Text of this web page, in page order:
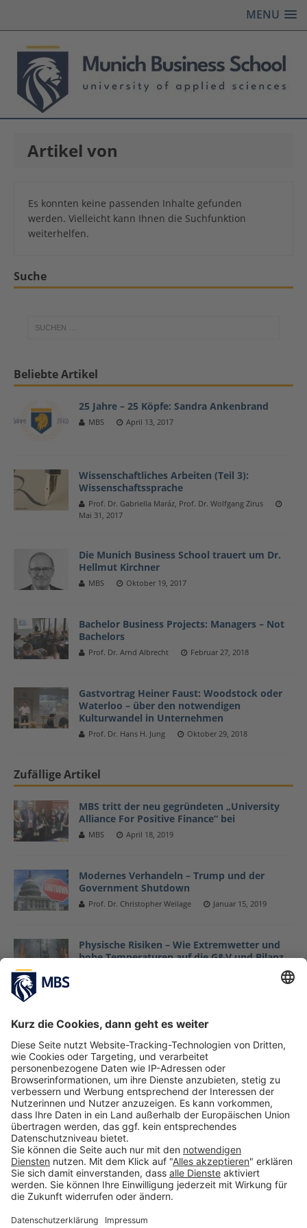
MENU
Artikel von
Es konnten keine passenden Inhalte gefunden
werden. Vielleicht kann Ihnen die Suchfunktion
weiterhelfen.
Suche
Beliebte Artikel
25 Jahre – 25 Köpfe: Sandra Ankenbrand
MBS April 13, 2017
Wissenschaftliches Arbeiten (Teil 3):
Wissenschaftssprache
Prof. Dr. Gabriella Maráz, Prof. Dr. Wolfgang Zirus
Mai 31, 2017
Die Munich Business School trauert um Dr.
Hellmut Kirchner
MBS Oktober 19, 2017
Bachelor Business Projects: Managers – Not
Bachelors
Prof. Dr. Arnd Albrecht Februar 27, 2018
Gastvortrag Heiner Faust: Woodstock oder
Waterloo – über den notwendigen
Kulturwandel in Unternehmen
Prof. Dr. Hans H. Jung Oktober 29, 2018
Zufällige Artikel
MBS tritt der neu gegründeten „University
Alliance For Positive Finance“ bei
MBS April 18, 2019
Modernes Verhandeln – Trump und der
Government Shutdown
Prof. Dr. Christopher Weilage Januar 15, 2019
Physische Risiken – Wie Extremwetter und
hohe Temperaturen auf die G&V und Bilanz
und Dozentin im Masterstudiengang Sports
Business and Communications
MBS Juli 8, 2020
Nachhaltigkeit ist passé – die Zukunft gehört
regenerativen Unternehmen
Prof. Dr. Christian Schmidkonz Januar 26, 2022